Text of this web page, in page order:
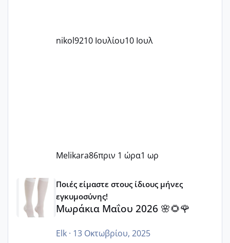
nikol9210 Ιουλίου10 Ιουλ
Melikara86πριν 1 ώρα1 ωρ
Μωράκια Μαΐου 2026 🌸🌻🌹
Ποιές είμαστε στους ίδιους μήνες
εγκυμοσύνης!
Μωράκια Μαΐου 2026 🌸🌻🌹
Elk· 13 Οκτωβρίου, 2025